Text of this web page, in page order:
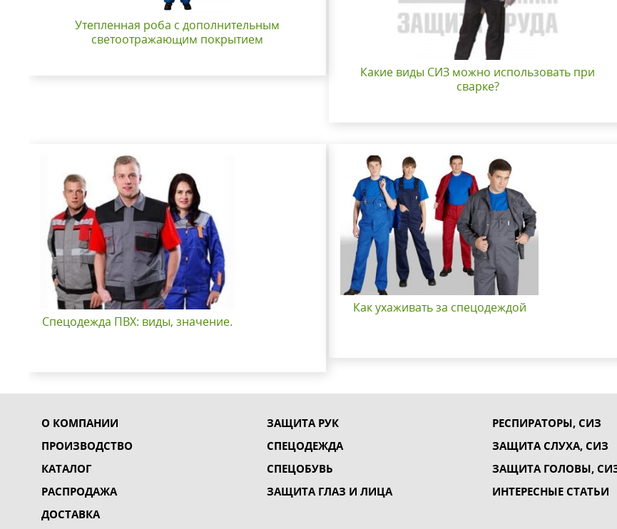
Утепленная роба с дополнительным
светоотражающим покрытием
Какие виды СИЗ можно использовать при
сварке?
Спецодежда ПВХ: виды, значение.
Как ухаживать за спецодеждой
О КОМПАНИИ
ПРОИЗВОДСТВО
КАТАЛОГ
РАСПРОДАЖА
ДОСТАВКА
ЗАЩИТА РУК
СПЕЦОДЕЖДА
СПЕЦОБУВЬ
ЗАЩИТА ГЛАЗ И ЛИЦА
РЕСПИРАТОРЫ, СИЗ
ЗАЩИТА СЛУХА, СИЗ
ЗАЩИТА ГОЛОВЫ,
ИНТЕРЕСНЫЕ СТАТЬИ